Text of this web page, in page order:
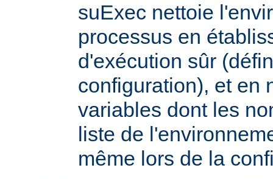
suExec nettoie
processus en
d'exécution sûr
configuration), et en
variables dont les
liste de
même lors de la